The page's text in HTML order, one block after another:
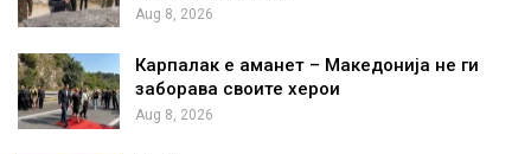
Aug 8, 2026
Карпалак е аманет – Македонија не ги
заборава своите херои
Aug 8, 2026